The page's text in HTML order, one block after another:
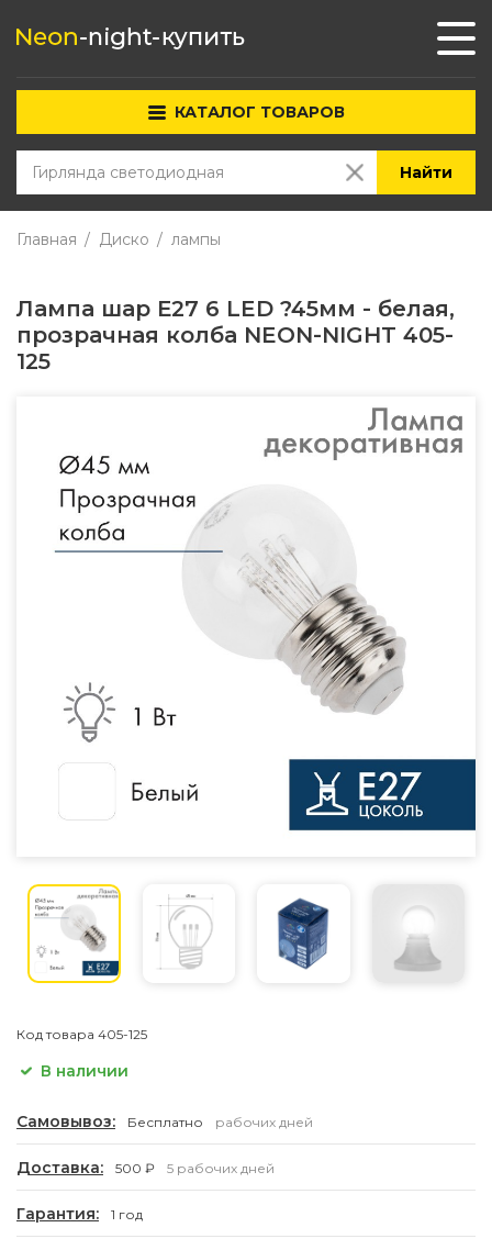
КАТАЛОГ ТОВАРОВ
Найти
Главная Диско лампы
Лампа шар Е27 6 LED ?45мм - белая,
прозрачная колба NEON-NIGHT 405-
125
Код товара 405-125
В наличии
Самовывоз: Бесплатно рабочих дней
Доставка: 500 ₽ 5 рабочих дней
Гарантия: 1 год